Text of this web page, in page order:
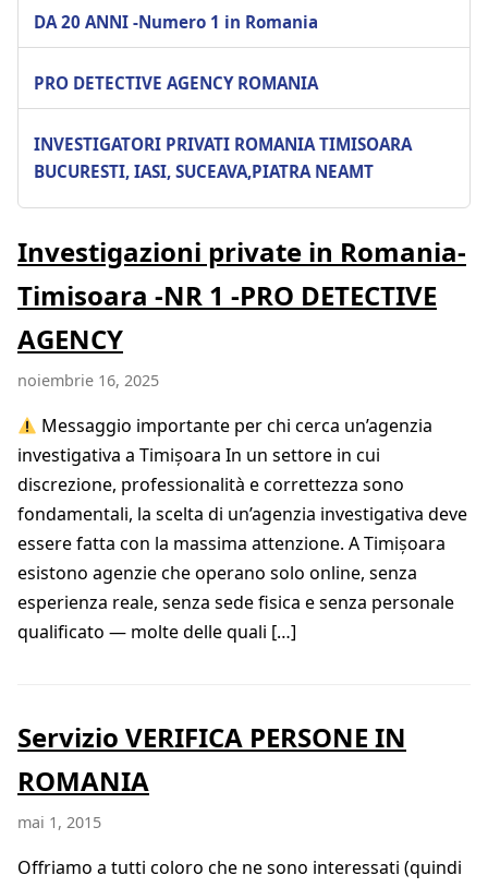
DA 20 ANNI -Numero 1 in Romania
PRO DETECTIVE AGENCY ROMANIA
INVESTIGATORI PRIVATI ROMANIA TIMISOARA
BUCURESTI, IASI, SUCEAVA,PIATRA NEAMT
Investigazioni private in Romania-
Timisoara -NR 1 -PRO DETECTIVE
AGENCY
noiembrie 16, 2025
Messaggio importante per chi cerca un’agenzia
investigativa a Timișoara In un settore in cui
discrezione, professionalità e correttezza sono
fondamentali, la scelta di un’agenzia investigativa deve
essere fatta con la massima attenzione. A Timișoara
esistono agenzie che operano solo online, senza
esperienza reale, senza sede fisica e senza personale
qualificato — molte delle quali […]
Servizio VERIFICA PERSONE IN
ROMANIA
mai 1, 2015
Offriamo a tutti coloro che ne sono interessati (quindi